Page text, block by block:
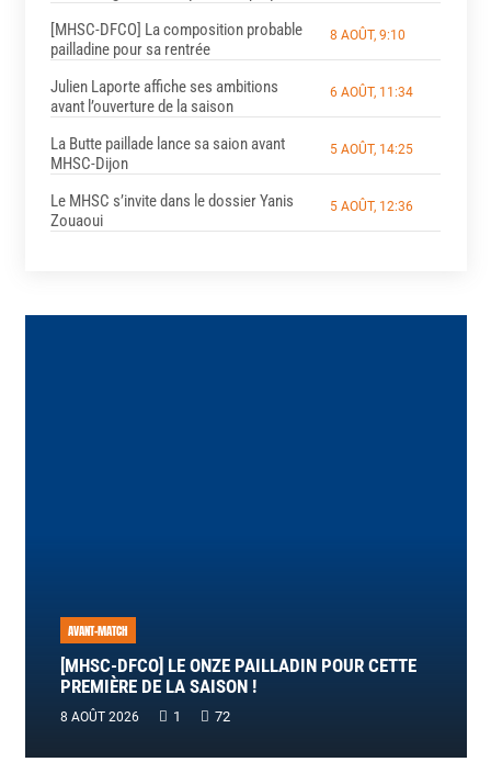
[MHSC-DFCO] La composition probable
pailladine pour sa rentrée
8 AOÛT, 9:10
Julien Laporte affiche ses ambitions
avant l’ouverture de la saison
6 AOÛT, 11:34
La Butte paillade lance sa saion avant
MHSC-Dijon
5 AOÛT, 14:25
Le MHSC s’invite dans le dossier Yanis
Zouaoui
5 AOÛT, 12:36
AVANT-MATCH
[MHSC-DFCO] LE ONZE PAILLADIN POUR CETTE
PREMIÈRE DE LA SAISON !
8 AOÛT 2026 1 Commentaire
72